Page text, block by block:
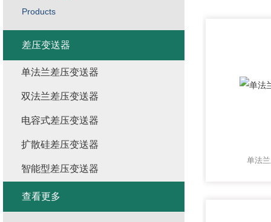
单法
Products
差压变送器
单法兰差压变送器
双法兰差压变送器
电容式差压变送器
扩散硅差压变送器
智能型差压变送器
查看更多